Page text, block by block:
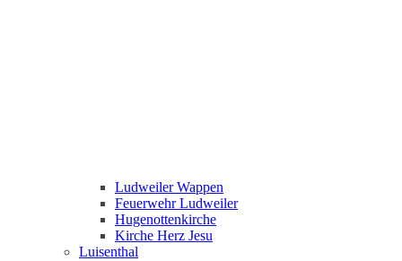
Ludweiler Wappen
Feuerwehr Ludweiler
Hugenottenkirche
Kirche Herz Jesu
Luisenthal